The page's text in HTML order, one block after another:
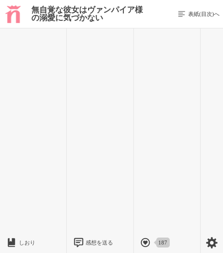
無自覚な彼女はヴァンパイア様
の溺愛に気づかない
表紙(目次)へ
しおり 感想を送る 187
前のページを表示する